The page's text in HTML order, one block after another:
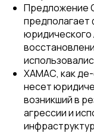
Предложение
предполагает
юридического
ХАМАС, как де-
несет
возникший в
агрессии и